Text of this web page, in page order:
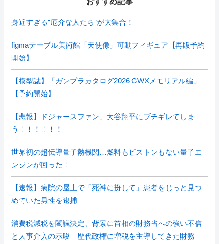
おすすめ記事
身近すぎる“厄介な人たち”が大集合！
figmaテーブル美術館「天使像」可動フィギュア【再販予約
開始】
【模型誌】「ガンプラカタログ2026 GWXメモリアル編」
【予約開始】
【悲報】ドジャースファン、大谷翔平にブチギレてしま
う！！！！！！
世界初の超伝導量子熱機関…燃料もピストンもない量子エ
ンジンが回った！
【速報】病院の屋上で「死神に扮して」患者をじっと見つ
めていた男性を逮捕
消費税減税を閣議決定、背景に首相の財務省への強い不信
と人事介入の示唆 歴代政権に増税を主導してきた財務